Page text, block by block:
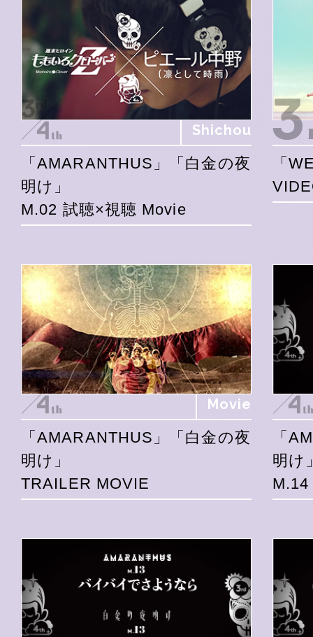
Shichou
「AMARANTHUS」「白金の夜
明け」
M.02 試聴×視聴 Movie
「
Movie
「AMARANTHUS」「白金の夜
明け」
TRAILER MOVIE
「
明け